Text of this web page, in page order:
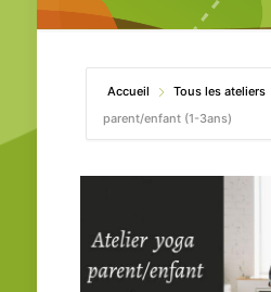
Accueil Tous les ateliers
parent/enfant (1-3ans)